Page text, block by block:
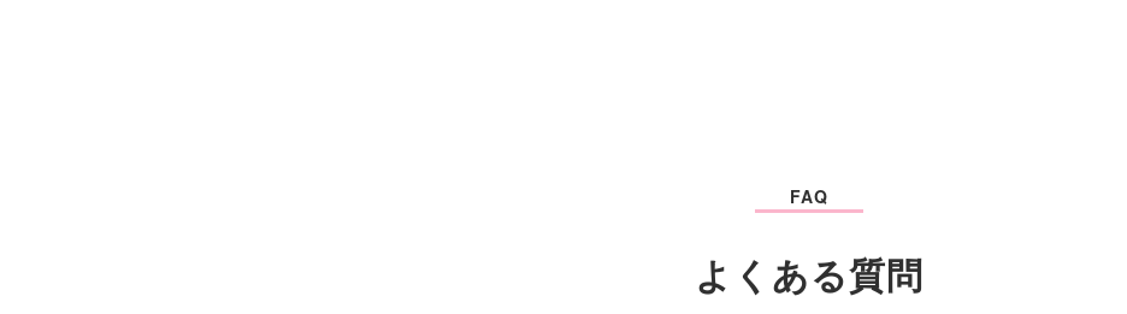
FAQ
よくある質問